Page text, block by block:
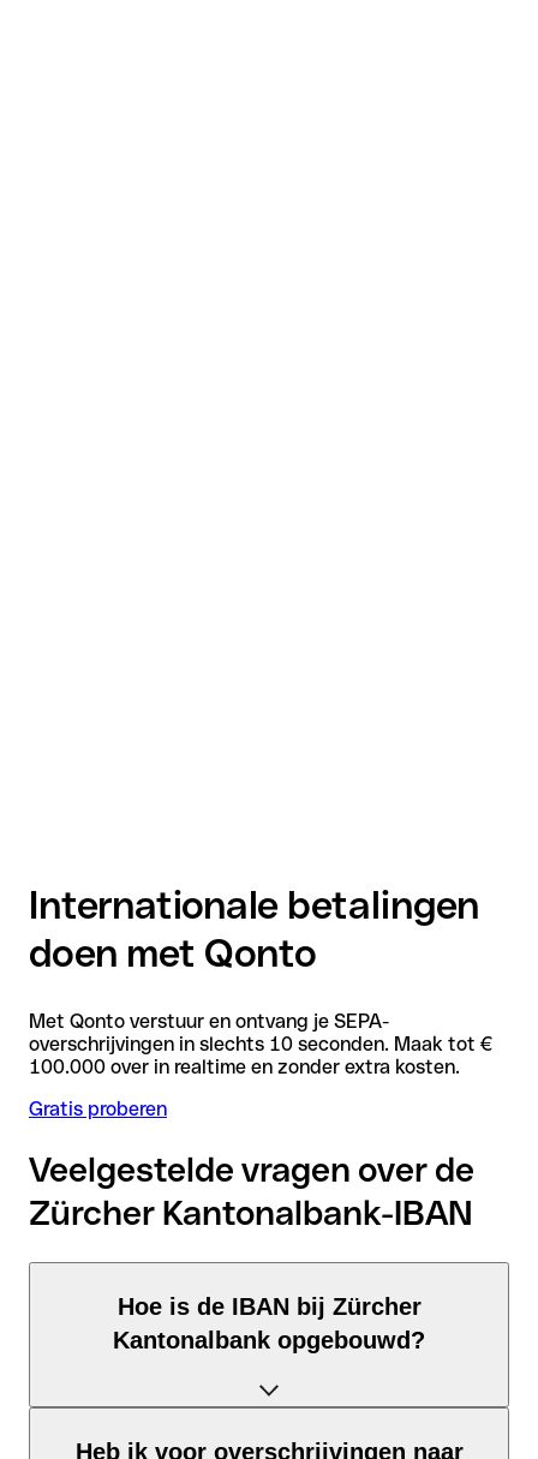
Internationale betalingen
doen met Qonto
Met Qonto verstuur en ontvang je SEPA-
overschrijvingen in slechts 10 seconden. Maak tot €
100.000 over in realtime en zonder extra kosten.
Gratis proberen
Veelgestelde vragen over de
Zürcher Kantonalbank-IBAN
Hoe is de IBAN bij Zürcher
Kantonalbank opgebouwd?
Heb ik voor overschrijvingen naar